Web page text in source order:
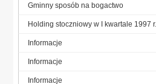
Gminny sposób na bogactwo
Holding stoczniowy w I kwartale 1997 r.
Informacje
Informacje
Informacje